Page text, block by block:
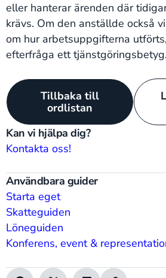
Kan vi hjälpa dig?
Kontakta oss!
Användbara guider
Starta eget
Skatteguiden
Löneguiden
Konferens, event &
eller hanterar ärenden där
krävs. Om den anställde också
om hur arbetsuppgifterna
efterfråga ett tjänstgöringsbetyg.
Tillbaka till
ordlistan